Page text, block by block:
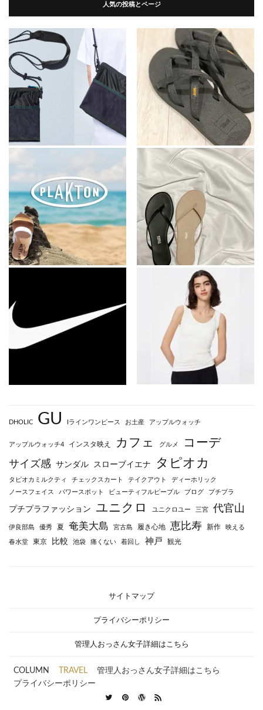
人気の投稿とページ
DHOLIC GU Iラインワンピース お土産 アップルウォッチ
アップルウォッチ4 インスタ映え カフェ グルメ コーデ
サイズ感 サンダル スローブイエナ タピオカ
タピオカミルクティ チェックスカート テイクアウト
ディーホリック
ノースフェイス
パワースポット ビューティフルピープル ブログ プチプラ
プチプラファッション ユニクロ ユニクロユー 三宮 代官山
伊良部島 優秀 夏 奄美大島 宮古島 履き心地 恵比寿 新作 映える
春水堂 東京 比較 池袋 痛くない 着回し 神戸 観光
サイトマップ
プライバシーポリシー
管理人おっさん女子詳細はこちら
COLUMN TRAVEL
管理人おっさん女子詳細はこちら
プライバシーポリシー